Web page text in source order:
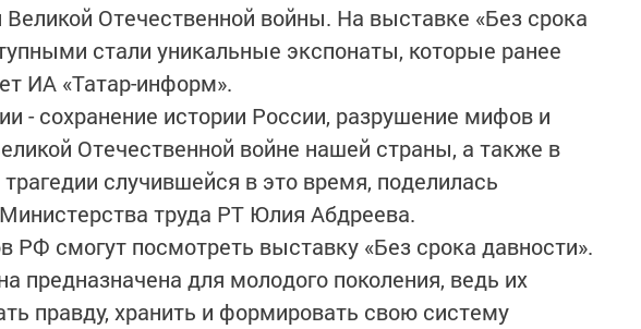
Отечественной войны. На выставке «Без срока
стали уникальные экспонаты, которые ранее
ИА «Татар-информ».
- сохранение истории России, разрушение мифов и
Отечественной войне нашей страны, а также в
случившейся в это время, поделилась
труда РТ Юлия Абдреева.
РФ смогут посмотреть выставку «Без срока давности».
предназначена для молодого поколения, ведь их
правду, хранить и формировать свою систему